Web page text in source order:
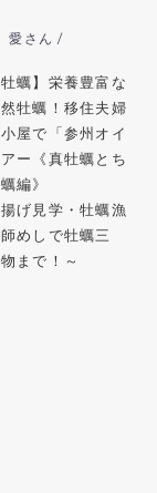
愛さん /
牡蠣】栄養豊富な
牡蠣！移住夫婦
屋で「参州オイ
ー《真牡蠣とち
編》
げ見学・牡蠣漁
めしで牡蠣三
まで！～